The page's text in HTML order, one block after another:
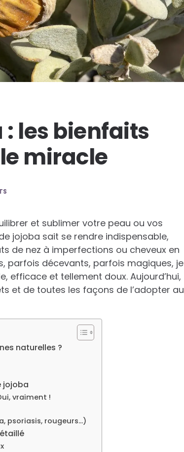
les bienfaits
miracle
et sublimer votre peau ou vos
jojoba sait se rendre indispensable,
de nez à imperfections ou cheveux en
parfois décevants, parfois magiques, je
efficace et tellement doux. Aujourd’hui,
et de toutes les façons de l’adopter au
naturelles ?
jojoba
vraiment !
psoriasis, rougeurs…)